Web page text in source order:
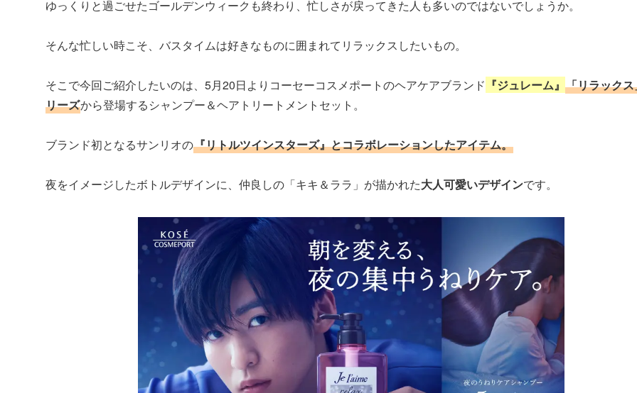
ゆっくりと過ごせたゴールデンウィークも終わり、忙しさが戻ってきた人も多いのではないでしょうか。
そんな忙しい時こそ、バスタイムは好きなものに囲まれてリラックスしたいもの。
そこで今回ご紹介したいのは、5月20日よりコーセーコスメポートのヘアケアブランド 『ジュレーム』 「リラック
リーズから登場するシャンプー＆ヘアトリートメントセット。
ブランド初となるサンリオの『リトルツインスターズ』とコラボレーションしたアイテム。
夜をイメージしたボトルデザインに、仲良しの「キキ＆ララ」が描かれた大人可愛いデザインです。